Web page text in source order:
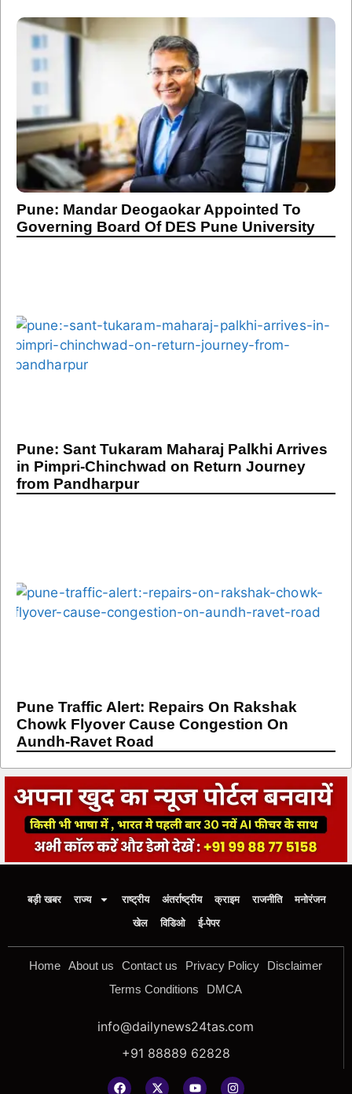
Pune: Mandar Deogaokar Appointed To
Governing Board Of DES Pune University
Pune: Sant Tukaram Maharaj Palkhi Arrives
in Pimpri-Chinchwad on Return Journey
from Pandharpur
Pune Traffic Alert: Repairs On Rakshak
Chowk Flyover Cause Congestion On
Aundh-Ravet Road
बड़ी खबर राज्य राष्ट्रीय अंतर्राष्ट्रीय क्राइम राजनीति
मनोरंजन
खेल
विडिओ ई-पेपर
Home About us Contact us Privacy Policy
Disclaimer
Terms Conditions
DMCA
info@dailynews24tas.com
+91 88889 62828